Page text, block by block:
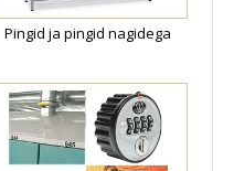
Pingid ja pingid nagidega